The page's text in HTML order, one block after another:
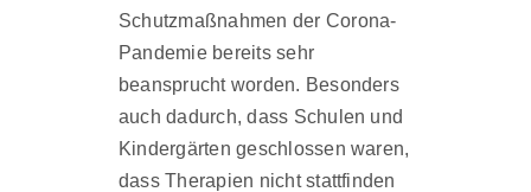
Schutzmaßnahmen der Corona-
Pandemie bereits sehr
beansprucht worden. Besonders
auch dadurch, dass Schulen und
Kindergärten geschlossen waren,
dass Therapien nicht stattfinden